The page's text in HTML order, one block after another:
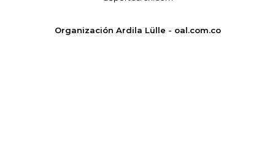
Organización Ardila Lülle - oal.com.co